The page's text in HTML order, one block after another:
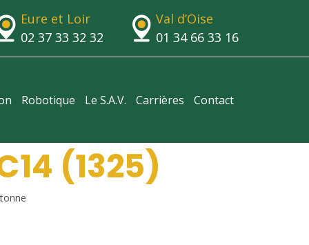
Eure et Loir
02 37 33 32 32
Val d’Oise
01 34 66 33 16
Robotique Le S.A.V. Carrières Contact
(1325)